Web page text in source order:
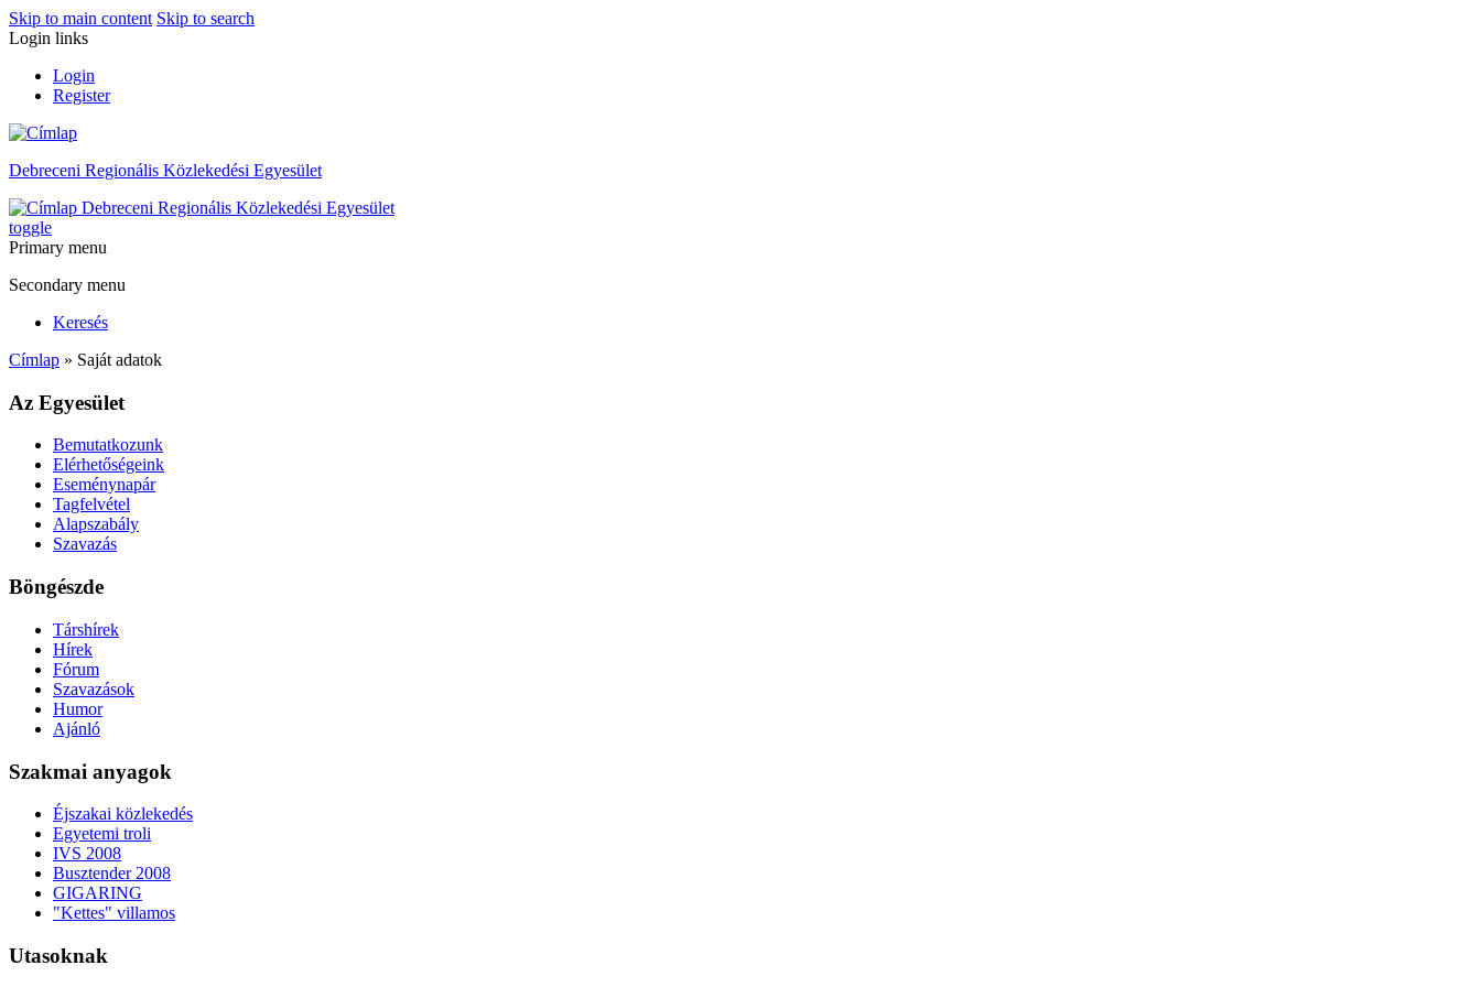
Skip to main content Skip to search
Login links
Login
Register
Debreceni Regionális Közlekedési Egyesület
Debreceni Regionális Közlekedési Egyesület
toggle
Primary menu
Secondary menu
Keresés
Címlap » Saját adatok
Az Egyesület
Bemutatkozunk
Elérhetőségeink
Eseménynapár
Tagfelvétel
Alapszabály
Szavazás
Böngészde
Társhírek
Hírek
Fórum
Szavazások
Humor
Ajánló
Szakmai anyagok
Éjszakai közlekedés
Egyetemi troli
IVS 2008
Busztender 2008
GIGARING
"Kettes" villamos
Utasoknak